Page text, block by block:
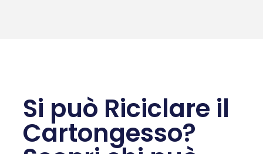
Si può Riciclare il
Cartongesso?